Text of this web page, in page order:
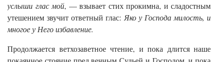
услыши глас мой, — взывает стих прокимна, и сладостным
утешением звучит ответный глас:Яко у Господа милость, и
многое у Него избавление.
Продолжается ветхозаветное чтение, и пока длится наше